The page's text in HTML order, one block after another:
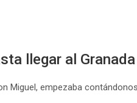
llegar al Granada
Miguel, empezaba